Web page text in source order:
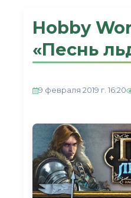
Hobby
«Песнь
9 февраля 2019 г. 16:20